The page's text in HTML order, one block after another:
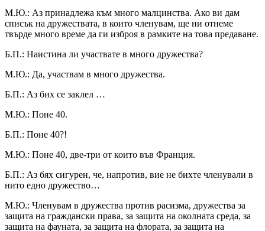
М.Ю.: Аз принадлежа към много малцинства. Ако ви дам
списък на дружествата, в които членувам, ще ни отнеме
твърде много време да ги изброя в рамките на това предаване.
Б.П.: Наистина ли участвате в много дружества?
М.Ю.: Да, участвам в много дружества.
Б.П.: Аз бих се заклел …
М.Ю.: Поне 40.
Б.П.: Поне 40?!
М.Ю.: Поне 40, две-три от които във Франция.
Б.П.: Аз бях сигурен, че, напротив, вие не бихте членували в
нито едно дружество…
М.Ю.: Членувам в дружества против расизма, дружества за
защита на граждански права, за защита на околната среда, за
защита на фауната, за защита на флората, за защита на